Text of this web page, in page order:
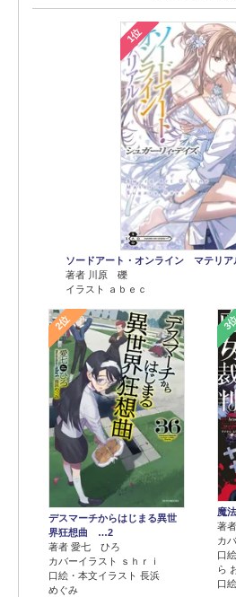
1位
ソードアート・オンライン マテリ
著者 川原 礫
イラスト ａｂｅｃ
2位
デスマーチからはじまる異世
界狂想曲 …2
著者 愛七 ひろ
カバーイラスト ｓｈｒｉ
口絵・本文イラスト 長浜
めぐみ
3
魔
著
カ
口
ら
口